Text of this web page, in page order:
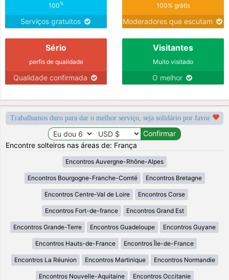
100%
Serviços gratuitos
100% grátis
Moderadores que escutam
Sério
perfis de qualidade
Qualidade confirmada
Visitantes
Muito visitado
O melhor
Trabalhamos duro para dar o melhor serviço, seja solidário por favor
Encontre solteiros nas áreas de: França
Encontros Auvergne-Rhône-Alpes
Encontros Bourgogne-Franche-Comté Encontros Bretagne
Encontros Centre-Val de Loire Encontros Corse
Encontros Fort-de-france Encontros Grand Est
Encontros Grande-Terre Encontros Guadeloupe Encontros Guyane
Encontros Hauts-de-France Encontros Île-de-France
Encontros La Réunion Encontros Martinique Encontros Normandie
Encontros Nouvelle-Aquitaine Encontros Occitanie